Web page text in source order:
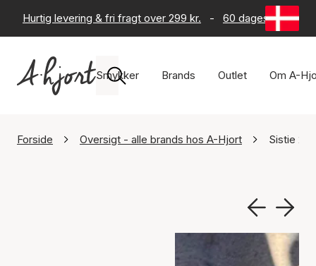
Hurtig levering & fri fragt over 299 kr. - 60 dages returret
Smykker Brands Outlet Om A-
Forside Oversigt - alle brands hos A-Hjort Sistie 2nd